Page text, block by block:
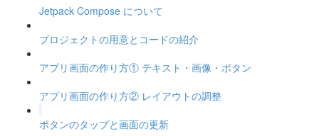
Jetpack Compose について
プロジェクトの用意とコードの紹介
アプリ画面の作り方① テキスト・画像・ボタン
アプリ画面の作り方② レイアウトの調整
ボタンのタップと画面の更新